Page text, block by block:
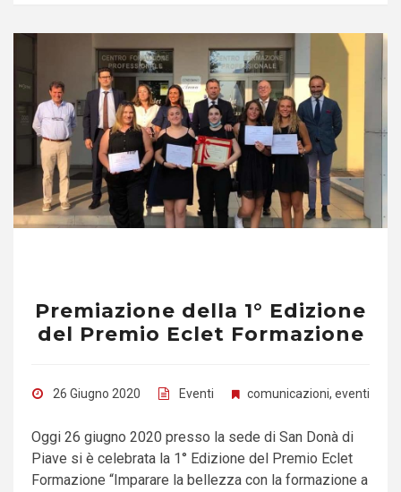
Premiazione della 1° Edizione
del Premio Eclet Formazione
26 Giugno 2020 Eventi comunicazioni, eventi
Oggi 26 giugno 2020 presso la sede di San Donà di
Piave si è celebrata la 1° Edizione del Premio Eclet
Formazione “Imparare la bellezza con la formazione a